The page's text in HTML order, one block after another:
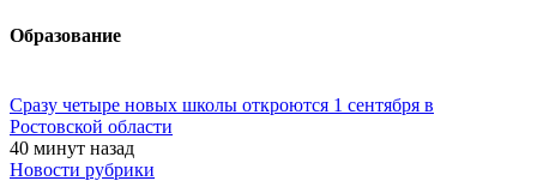
Образование
Сразу четыре новых школы откроются 1 сентября в
Ростовской области
40 минут назад
Новости рубрики